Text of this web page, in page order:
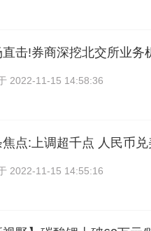
直击!券商深挖北交所业务
2022-11-15 14:58:36
焦点:上调超千点 人民币
2022-11-15 14:55:16